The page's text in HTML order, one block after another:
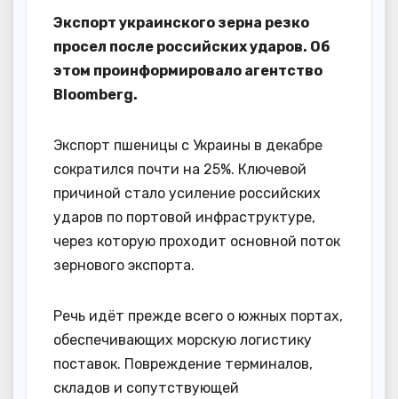
Экспорт украинского зерна резко
просел после российских ударов. Об
этом проинформировало агентство
Bloomberg.
Экспорт пшеницы с Украины в декабре
сократился почти на 25%. Ключевой
причиной стало усиление российских
ударов по портовой инфраструктуре,
через которую проходит основной поток
зернового экспорта.
Речь идёт прежде всего о южных портах,
обеспечивающих морскую логистику
поставок. Повреждение терминалов,
складов и сопутствующей